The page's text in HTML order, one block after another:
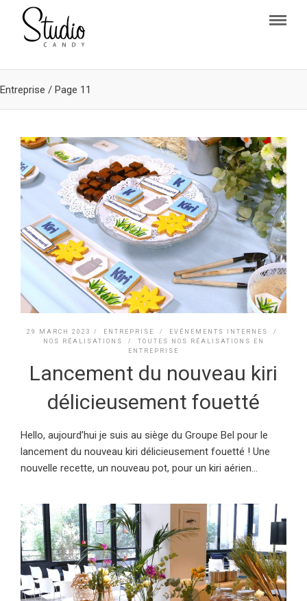
Entreprise / Page 11
29 MARCH 2023 / ENTREPRISE / EVÉNEMENTS INTERNES
/
NOS RÉALISATIONS
/ TOUTES NOS RÉALISATIONS EN
ENTREPRISE
Lancement du nouveau kiri
délicieusement fouetté
Hello, aujourd’hui je suis au siège du Groupe Bel pour le
lancement du nouveau kiri délicieusement fouetté ! Une
nouvelle recette, un nouveau pot, pour un kiri aérien...